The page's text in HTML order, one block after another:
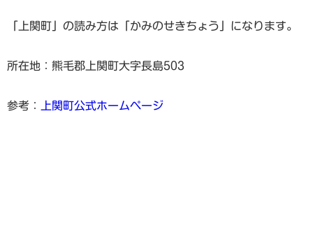
「上関町」の読み方は「かみのせきちょう」になります。
所在地：熊毛郡上関町大字長島503
参考： 上関町公式ホームページ